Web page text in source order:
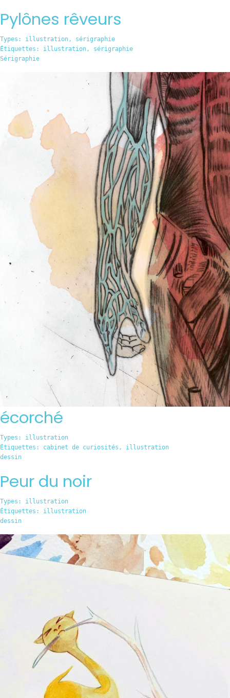
Pylônes rêveurs
Types: illustration, sérigraphie
Étiquettes:
illustration, sérigraphie
Sérigraphie
écorché
Types:
illustration
Étiquettes:
cabinet de curiosités , illustration
dessin
Peur du noir
Types:
illustration
Étiquettes:
illustration
dessin